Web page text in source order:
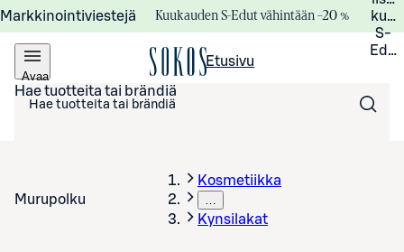
Markkinointiviestejä Kuukauden S-Edut vähintään –20 %
S-
Avaa
valikko
Etusivu
Hae tuotteita tai brändiä
Murupolku
Kosmetiikka
…
Kynsilakat